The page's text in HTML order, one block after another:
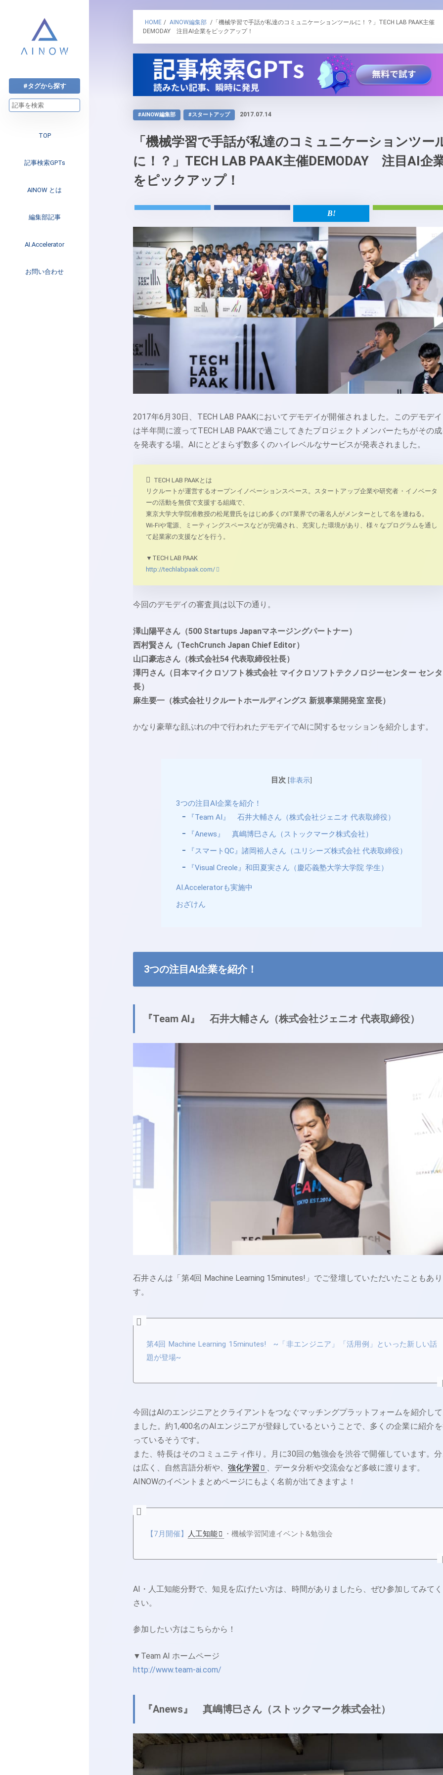
#タグから探す
TOP
記事検索GPTs
AINOW とは
編集部記事
注目のニュース
インタビュー
Web3
AI.Accelerator
AI.Accelerator記事
お問い合わせ
HOME / AINOW編集部 /「機械学習で手話が私達のコミュニケーションツールに！？」TECH LAB PAAK主催
DEMODAY 注目AI企業をピックアップ！
#AINOW編集部 #スタートアップ 2017.07.14
「機械学習で手話が私達のコミュニケーションツー
に！？」TECH LAB PAAK主催DEMODAY 注目AI企
をピックアップ！
2017年6月30日、TECH LAB PAAKにおいてデモデイが開催されました。このデモデ
は半年間に渡ってTECH LAB PAAKで過ごしてきたプロジェクトメンバーたちがその
を発表する場。AIにとどまらず数多くのハイレベルなサービスが発表されました。
TECH LAB PAAKとは
リクルートが運営するオープンイノベーションスペース。スタートアップ企業や研究者・イノベータ
ーの活動を無償で支援する組織で、
東京大学大学院准教授の松尾豊氏をはじめ多くのIT業界での著名人がメンターとして名を連ねる。
Wi-Fiや電源、ミーティングスペースなどが完備され、充実した環境があり、様々なプログラムを通し
て起業家の支援などを行う。
▼TECH LAB PAAK
http://techlabpaak.com/
今回のデモデイの審査員は以下の通り。
澤山陽平さん（500 Startups Japanマネージングパートナー）
西村賢さん（TechCrunch Japan Chief Editor）
山口豪志さん（株式会社54 代表取締役社長）
澤円さん（日本マイクロソフト株式会社 マイクロソフトテクノロジーセンター セン
長）
麻生要一（株式会社リクルートホールディングス 新規事業開発室 室長）
かなり豪華な顔ぶれの中で行われたデモデイでAIに関するセッションを紹介します。
目次 [非表示]
3つの注目AI企業を紹介！
『Team AI』 石井大輔さん（株式会社ジェニオ 代表取締役）
『Anews』 真嶋博巳さん（ストックマーク株式会社）
『スマートQC』諸岡裕人さん（ユリシーズ株式会社 代表取締役）
『Visual Creole』和田夏実さん（慶応義塾大学大学院 学生）
AI.Acceleratorも実施中
おざけん
3つの注目AI企業を紹介！
『Team AI』 石井大輔さん（株式会社ジェニオ 代表取締役）
石井さんは「第4回 Machine Learning 15minutes!」でご登壇していただいたこともあ
す。
第4回 Machine Learning 15minutes! ~「非エンジニア」「活用例」といった新しい話
題が登場~
今回はAIのエンジニアとクライアントをつなぐマッチングプラットフォームを紹介し
ました。約1,400名のAIエンジニアが登録しているということで、多くの企業に紹介
っているそうです。
また、特長はそのコミュニティ作り。月に30回の勉強会を渋谷で開催しています。
は広く、自然言語分析や、強化学習
、データ分析や交流会など多岐に渡ります。
AINOWのイベントまとめページにもよく名前が出てきますよ！
【7月開催】 人工知能 ・機械学習関連イベント&勉強会
AI・人工知能分野で、知見を広げたい方は、時間がありましたら、ぜひ参加してみて
さい。
参加したい方はこちらから！
▼Team AI ホームページ
http://www.team-ai.com/
『Anews』 真嶋博巳さん（ストックマーク株式会社）